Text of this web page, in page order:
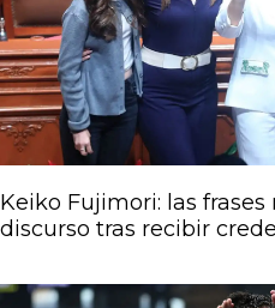
Keiko Fujimori: las
discurso tras recibir